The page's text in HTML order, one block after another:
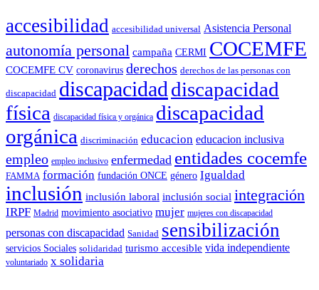
accesibilidad accesibilidad universal Asistencia Personal
autonomía personal campaña CERMI COCEMFE
COCEMFE CV coronavirus derechos derechos de las personas con
discapacidad discapacidad discapacidad
física discapacidad física y orgánica discapacidad
orgánica discriminación educacion educacion inclusiva
empleo empleo inclusivo enfermedad entidades cocemfe
FAMMA formación fundación ONCE género Igualdad
inclusión inclusión laboral inclusión social integración
IRPF Madrid movimiento asociativo mujer mujeres con discapacidad
personas con discapacidad Sanidad sensibilización
servicios Sociales solidaridad turismo accesible vida independiente
voluntariado x solidaria